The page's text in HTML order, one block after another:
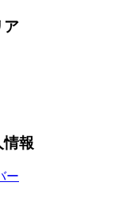
ア
情報
ー